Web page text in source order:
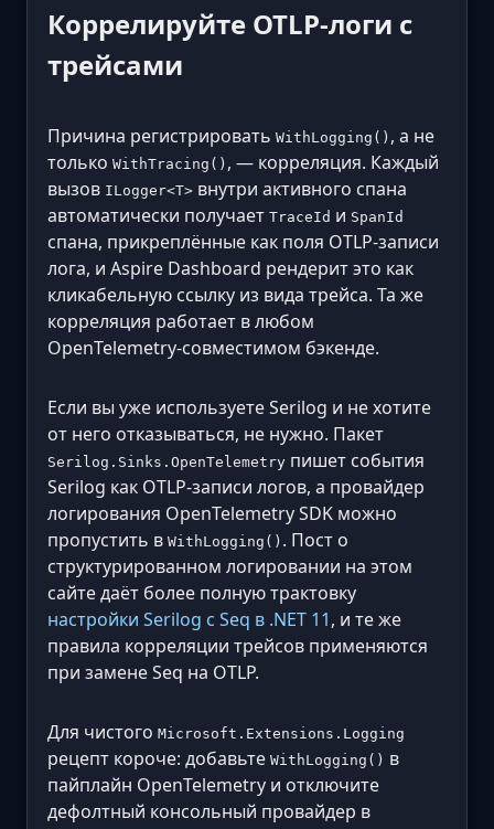
Коррелируйте OTLP-логи с
трейсами
Причина регистрировать WithLogging() , а не
только WithTracing() , — корреляция. Каждый
вызов ILogger<T> внутри активного спана
автоматически получает TraceId и SpanId
спана, прикреплённые как поля OTLP-записи
лога, и Aspire Dashboard рендерит это как
кликабельную ссылку из вида трейса. Та же
корреляция работает в любом
OpenTelemetry-совместимом бэкенде.
Если вы уже используете Serilog и не хотите
от него отказываться, не нужно. Пакет
Serilog.Sinks.OpenTelemetry пишет события
Serilog как OTLP-записи логов, а провайдер
логирования OpenTelemetry SDK можно
пропустить в WithLogging() . Пост о
структурированном логировании на этом
сайте даёт более полную трактовку
настройки Serilog с Seq в .NET 11, и те же
правила корреляции трейсов применяются
при замене Seq на OTLP.
Для чистого Microsoft.Extensions.Logging
рецепт короче: добавьте WithLogging() в
пайплайн OpenTelemetry и отключите
дефолтный консольный провайдер в